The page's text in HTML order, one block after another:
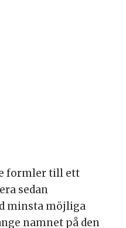
formler till ett
sedan
minsta möjliga
namnet på den